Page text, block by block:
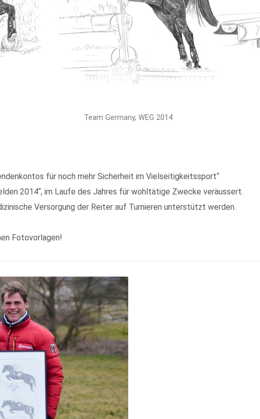
Team Germany, WEG 2014
für noch mehr Sicherheit im Vielseitigkeitssport“
2014“, im Laufe des Jahres für wohltätige Zwecke veräussert.
Versorgung der Reiter auf Turnieren unterstützt werden.
Fotovorlagen!